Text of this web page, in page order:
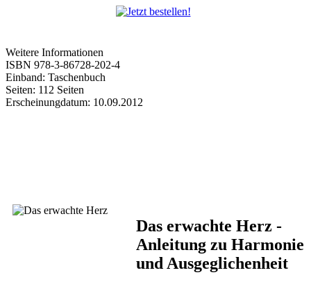
Weitere Informationen
ISBN 978-3-86728-202-4
Einband: Taschenbuch
Seiten: 112 Seiten
Erscheinungdatum: 10.09.2012
Das erwachte Herz -
Anleitung zu Harmonie
und Ausgeglichenheit